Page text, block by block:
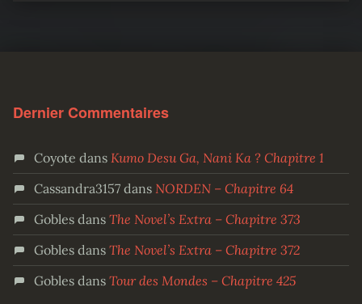
Dernier Commentaires
Coyote dans Kumo Desu Ga, Nani Ka ? Chapitre 1
Cassandra3157dans NORDEN – Chapitre 64
Goblesdans The Novel’s Extra – Chapitre 373
Goblesdans The Novel’s Extra – Chapitre 372
Goblesdans Tour des Mondes – Chapitre 425